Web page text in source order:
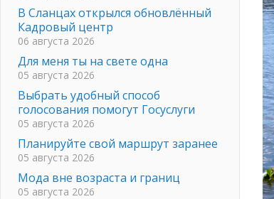
В Сланцах открылся обновлённый
Кадровый центр
06 августа 2026
Для меня ты на свете одна
05 августа 2026
Выбрать удобный способ
голосования помогут Госуслуги
05 августа 2026
Планируйте свой маршрут заранее
05 августа 2026
Мода вне возраста и границ
05 августа 2026